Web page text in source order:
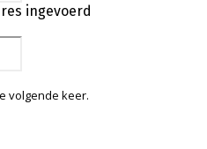
ingevoerd
volgende keer.